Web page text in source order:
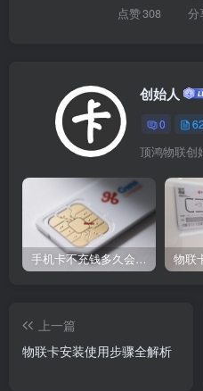
点赞308 分
创始人
0
顶鸿物联创
手机卡不充钱多久会被自动销户？
上一篇
物联卡安装使用步骤全解析